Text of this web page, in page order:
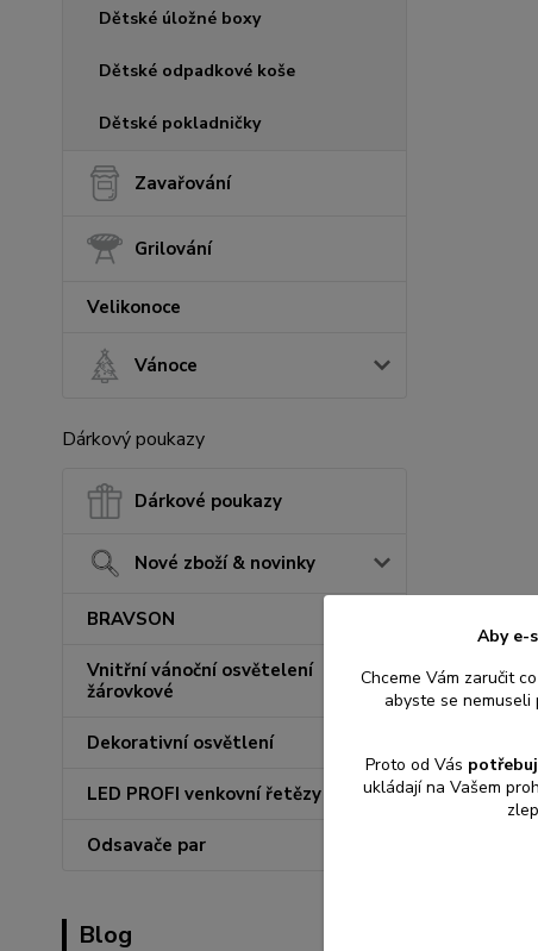
Dětské úložné boxy
Dětské odpadkové koše
Dětské pokladničky
Zavařování
Grilování
Velikonoce
Vánoce
Dárkový poukazy
Dárkové poukazy
Nové zboží & novinky
BRAVSON
Vnitřní vánoční osvětelení
žárovkové
Dekorativní osvětlení
LED PROFI venkovní řetězy
Odsavače par
Blog
Aby e-
Chceme Vám zaručit co
abyste se
Proto od Vás
ukládají na Vašem